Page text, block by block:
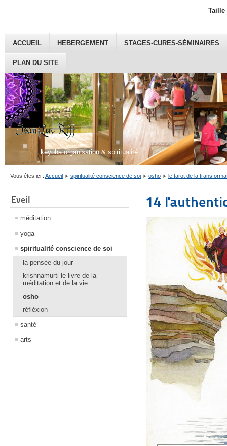
keyoha organisation & spiritualité
ACCUEIL HEBERGEMENT STAGES-CURES-SÉMINAIRES
PLAN DU SITE
Taille
Vous êtes ici : Accueil spiritualité conscience de soi osho le tarot de la
Eveil
méditation
yoga
spiritualité conscience de soi
la pensée du jour
krishnamurti le livre de la
méditation et de la vie
osho
réfléxion
santé
arts
14